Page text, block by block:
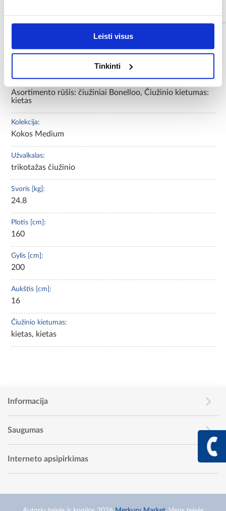
Leisti visus
Tinkinti
Informacija
Čiužinio dydis [cm]:
Papildoma informacija:
Asortimento rūšis: čiužiniai Bonelloo, Čiužinio kietumas:
kietas
Kolekcija:
Kokos Medium
Užvalkalas:
trikotažas čiužinio
Svoris [kg]:
24.8
Plotis [cm]:
160
Gylis [cm]:
200
Aukštis [cm]:
16
Čiužinio kietumas:
kietas, kietas
Informacija
Saugumas
Interneto apsipirkimas
+370 617
Info linija I - V 9:00 -